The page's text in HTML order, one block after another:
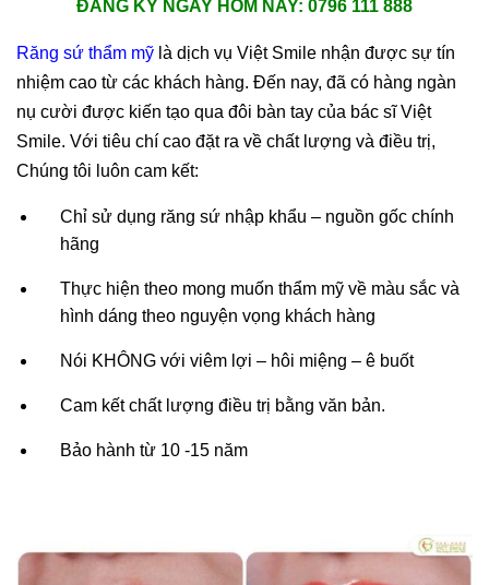
ĐĂNG KÝ NGAY HÔM NAY: 0796 111 888
Răng sứ thẩm mỹ là dịch vụ Việt Smile nhận được sự tín
nhiệm cao từ các khách hàng. Đến nay, đã có hàng ngàn
nụ cười được kiến tạo qua đôi bàn tay của bác sĩ Việt
Smile. Với tiêu chí cao đặt ra về chất lượng và điều trị,
Chúng tôi luôn cam kết:
Chỉ sử dụng răng sứ nhập khẩu – nguồn gốc chính
hãng
Thực hiện theo mong muốn thẩm mỹ về màu sắc và
hình dáng theo nguyện vọng khách hàng
Nói KHÔNG với viêm lợi – hôi miệng – ê buốt
Cam kết chất lượng điều trị bằng văn bản.
Bảo hành từ 10 -15 năm